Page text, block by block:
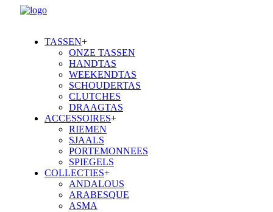
TASSEN+
ONZE TASSEN
HANDTAS
WEEKENDTAS
SCHOUDERTAS
CLUTCHES
DRAAGTAS
ACCESSOIRES+
RIEMEN
SJAALS
PORTEMONNEES
SPIEGELS
COLLECTIES+
ANDALOUS
ARABESQUE
ASMA